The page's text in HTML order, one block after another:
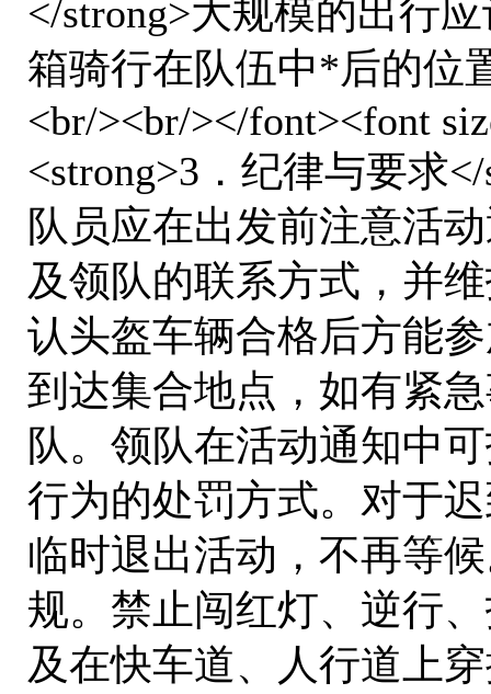
</strong>大规模的出行
箱骑行在队伍中*后的位
<br/><br/></font><font
<strong>3．纪律与要求
队员应在出发前注意活
及领队的联系方式，并
认头盔车辆合格后方能
到达集合地点，如有紧
队。领队在活动通知中
行为的处罚方式。对于
临时退出活动，不再等
规。禁止闯红灯、逆行
及在快车道、人行道上